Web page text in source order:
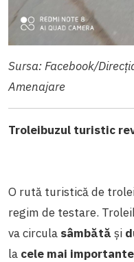
Sursa: Facebook/
Amenajare
Troleibuzul turistic
O rută turistică de
regim de testare.
va circula sâmbătă și
la cele mai